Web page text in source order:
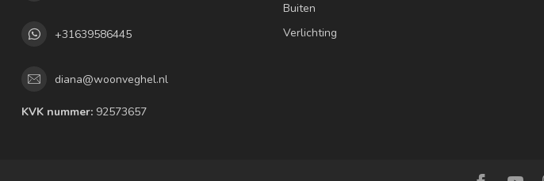
+31639586445
diana@woonveghel.nl
KVK nummer: 92573657
Buiten
Verlichting